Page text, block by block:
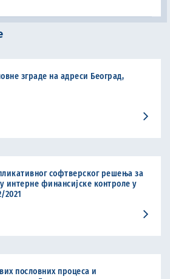
зграде на адреси Београд,
софтверског решења за
интерне финансијске контроле у
2021
пословних процеса и